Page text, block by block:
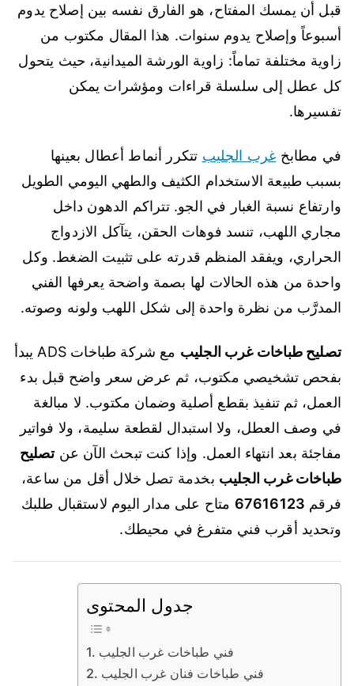
قبل أن يمسك المفتاح، هو الفارق نفسه بين إصلاح يدوم
أسبوعاً وإصلاح يدوم سنوات. هذا المقال مكتوب من
زاوية مختلفة تماماً: زاوية الورشة الميدانية، حيث يتحول
كل عطل إلى سلسلة قراءات ومؤشرات يمكن
تفسيرها.
في مطابخ غرب الجليب تتكرر أنماط أعطال بعينها
بسبب طبيعة الاستخدام الكثيف والطهي اليومي الطويل
وارتفاع نسبة الغبار في الجو. تتراكم الدهون داخل
مجاري اللهب، تنسد فوهات الحقن، يتآكل الازدواج
الحراري، ويفقد المنظم قدرته على تثبيت الضغط. وكل
واحدة من هذه الحالات لها بصمة واضحة يعرفها الفني
المدرَّب من نظرة واحدة إلى شكل اللهب ولونه وصوته.
تصليح طباخات غرب الجليب
مع شركة طباخات ADS يبدأ
بفحص تشخيصي مكتوب، ثم عرض سعر واضح قبل بدء
العمل، ثم تنفيذ بقطع أصلية وضمان مكتوب. لا مبالغة
في وصف العطل، ولا استبدال لقطعة سليمة، ولا فواتير
مفاجئة بعد انتهاء العمل. وإذا كنت تبحث الآن عنتصليح
طباخات غرب الجليب بخدمة تصل خلال أقل من ساعة،
فرقم 67616123 متاح على مدار اليوم لاستقبال طلبك
وتحديد أقرب فني متفرغ في محيطك.
جدول المحتوى
فني طباخات غرب الجليب
فني طباخات فنان غرب الجليب